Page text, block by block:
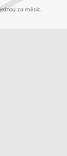
za měsíc.